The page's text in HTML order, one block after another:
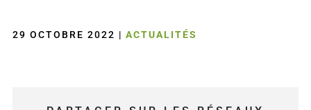
29 OCTOBRE 2022 | ACTUALITÉS